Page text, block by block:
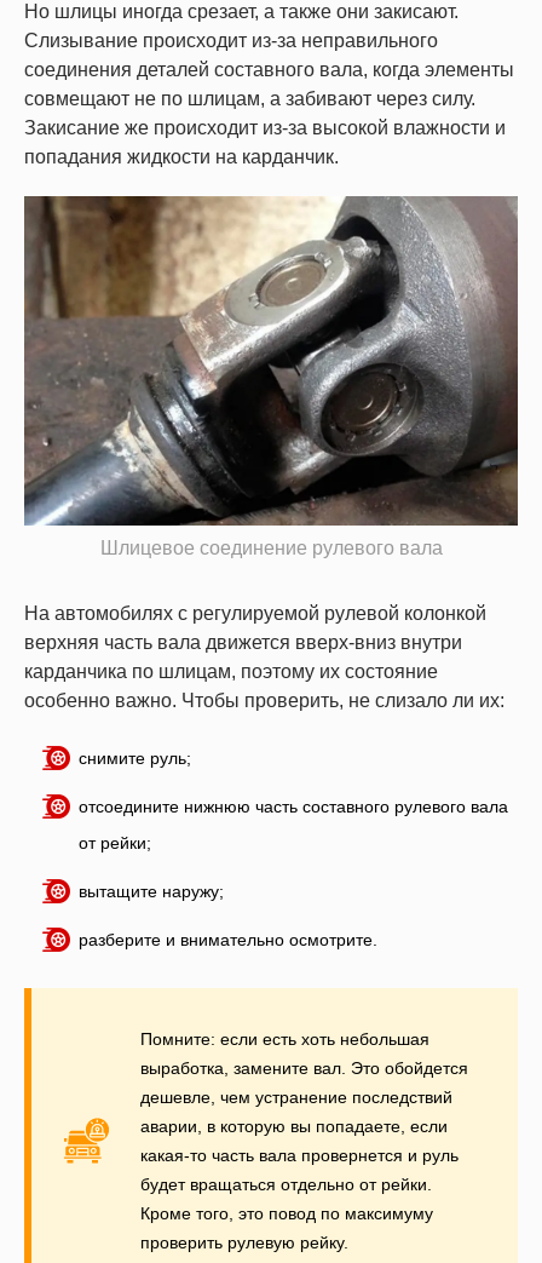
Но шлицы иногда срезает, а также они закисают.
Слизывание происходит из-за неправильного
соединения деталей составного вала, когда элементы
совмещают не по шлицам, а забивают через силу.
Закисание же происходит из-за высокой влажности и
попадания жидкости на карданчик.
Шлицевое соединение рулевого вала
На автомобилях с регулируемой рулевой колонкой
верхняя часть вала движется вверх-вниз внутри
карданчика по шлицам, поэтому их состояние
особенно важно. Чтобы проверить, не слизало ли их:
снимите руль;
отсоедините нижнюю часть составного рулевого вала
от рейки;
вытащите наружу;
разберите и внимательно осмотрите.
Помните: если есть хоть небольшая
выработка, замените вал. Это обойдется
дешевле, чем устранение последствий
аварии, в которую вы попадаете, если
какая-то часть вала провернется и руль
будет вращаться отдельно от рейки.
Кроме того, это повод по максимуму
проверить рулевую рейку.